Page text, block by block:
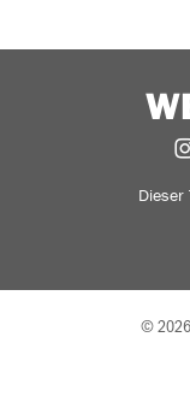
Dieser
© 2026